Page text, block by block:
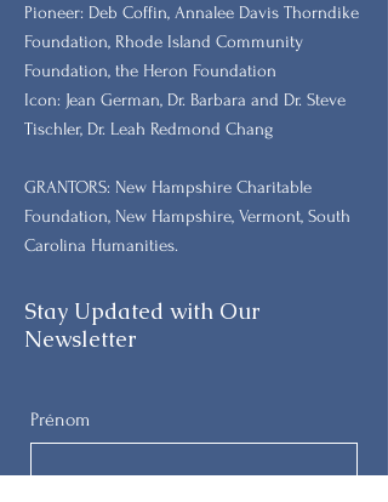
​Pioneer: Deb Coffin, Annalee Davis Thorndike
Foundation, Rhode Island Community
Foundation, the Heron Foundation
Icon: Jean German, Dr. Barbara and Dr. Steve
Tischler, Dr. Leah Redmond Chang
GRANTORS: New Hampshire Charitable
Foundation, New Hampshire, Vermont, South
Carolina Humanities.
Stay Updated with Our
Newsletter
Prénom